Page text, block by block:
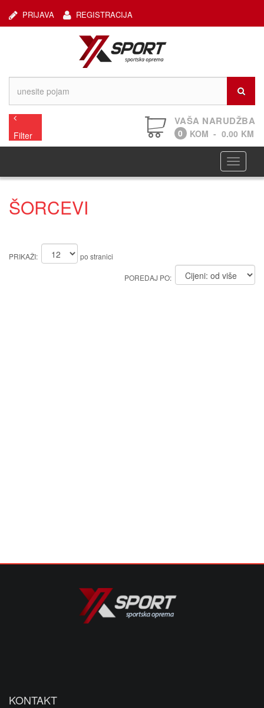
REGISTRACIJA
PRIJAVA
Filter
VAŠA NARUDŽBA
0 KOM - 0.00 KM
ŠORCEVI
PRIKAŽI: po stranici
POREDAJ PO:
KONTAKT